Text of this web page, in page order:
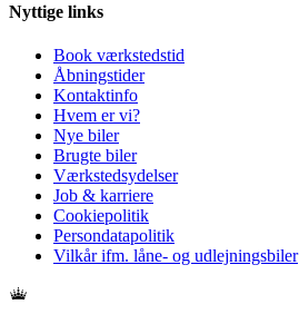
Nyttige links
Book værkstedstid
Åbningstider
Kontaktinfo
Hvem er vi?
Nye biler
Brugte biler
Værkstedsydelser
Job & karriere
Cookiepolitik
Persondatapolitik
Vilkår ifm. låne- og udlejningsbiler